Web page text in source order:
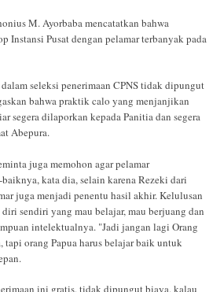
M. Ayorbaba mencatatkan bahwa
Instansi Pusat dengan pelamar terbanyak pada
seleksi penerimaan CPNS tidak dipungut
bahwa praktik calo yang menjanjikan
segera dilaporkan kepada Panitia dan segera
Abepura.
juga memohon agar pelamar
kata dia, selain karena Rezeki dari
juga menjadi penentu hasil akhir. Kelulusan
sendiri yang mau belajar, mau berjuang dan
intelektualnya. "Jadi jangan lagi Orang
tapi orang Papua harus belajar baik untuk